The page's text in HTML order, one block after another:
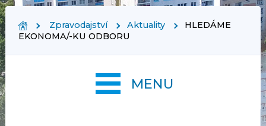
Zpravodajství Aktuality
HLEDÁME
EKONOMA/-KU ODBORU
MENU